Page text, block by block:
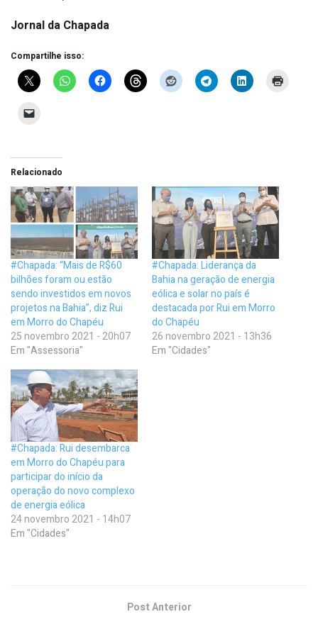
Jornal da Chapada
Compartilhe isso:
Relacionado
#Chapada: “Mais de R$60
bilhões foram ou estão
sendo investidos em novos
projetos na Bahia”, diz Rui
em Morro do Chapéu
25 novembro 2021 - 20h07
Em "Assessoria"
#Chapada: Liderança da
Bahia na geração de energia
eólica e solar no país é
destacada por Rui em Morro
do Chapéu
26 novembro 2021 - 13h36
Em "Cidades"
#Chapada: Rui desembarca
em Morro do Chapéu para
participar do início da
operação do novo complexo
de energia eólica
24 novembro 2021 - 14h07
Em "Cidades"
Post Anterior